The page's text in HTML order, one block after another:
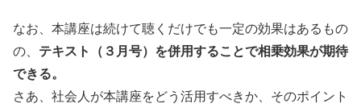
なお、本講座は続けて聴くだけでも一定の効果はあるもの
の、 テキスト（３月号）を併用することで相乗効果が期待
できる。
さあ、社会人が本講座をどう活用すべきか、そのポイント